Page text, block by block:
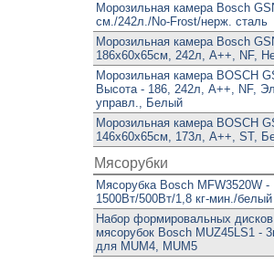
Морозильная камера Bosch
см./242л./No-Frost/нерж. сталь
Морозильная камера Bosch
186x60x65см, 242л, А++, NF,
Морозильная камера BOSCH
Высота - 186, 242л, A++, NF,
управл., Белый
Морозильная камера BOSCH
146x60x65см, 173л, A++, ST,
Мясорубки
Мясорубка Bosch MFW3520W -
1500Вт/500Вт/1,8 кг-мин./белый
Набор формировальных
мясорубок Bosch MUZ45LS1 -
для MUM4, MUM5